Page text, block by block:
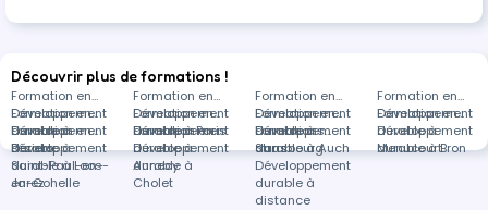
aborde également l’importance de
d’appliquer des outils techniques sur un cas
concret.
Découvrir plus de formations !
Formation en
Développement
durable à
Béziers
Formation en
Développement
durable à Paris
Formation en
Développement
durable à
Strasbourg
Formation en
Développement
durable à
Menucourt
Formation en
Développement
durable à
Saint-Paul-en-
Jarez
Formation en
Développement
durable à
Annecy
Formation en
Développement
durable à Auch
Formation en
Développement
durable à Bron
Formation en
Développement
durable à Loos-
en-Gohelle
Formation en
Développement
durable à
Cholet
Formations
dans
Développement
durable à
distance